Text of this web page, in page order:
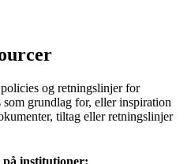
og retningslinjer for
grundlag for, eller inspiration
tiltag eller retningslinjer
på institutioner: